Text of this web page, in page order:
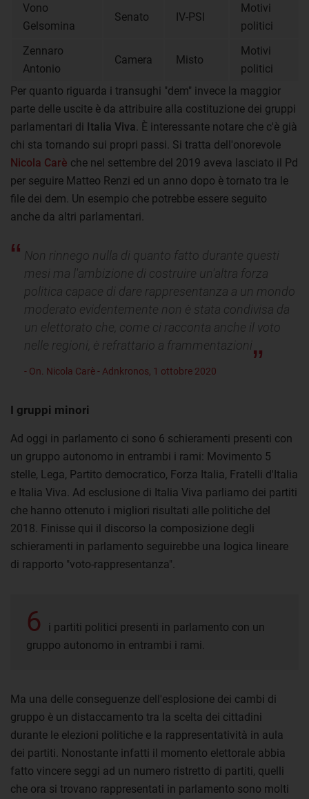
Vono
Gelsomina
Senato IV-PSI
Motivi
politici
Zennaro
Antonio
Camera Misto
Motivi
politici
Per quanto riguarda i transughi "dem" invece la maggior
parte delle uscite è da attribuire alla costituzione dei gruppi
parlamentari di Italia Viva . È interessante notare che c'è già
chi sta tornando sui propri passi. Si tratta dell'onorevole
Nicola Carè che nel settembre del 2019 aveva lasciato il Pd
per seguire Matteo Renzi ed un anno dopo è tornato tra le
file dei dem. Un esempio che potrebbe essere seguito
anche da altri parlamentari.
Non rinnego nulla di quanto fatto durante questi
mesi ma l'ambizione di costruire un'altra forza
politica capace di dare rappresentanza a un mondo
moderato evidentemente non è stata condivisa da
un elettorato che, come ci racconta anche il voto
nelle regioni, è refrattario a frammentazioni
- On. Nicola Carè - Adnkronos, 1 ottobre 2020
I gruppi minori
Ad oggi in parlamento ci sono 6 schieramenti presenti con
un gruppo autonomo in entrambi i rami: Movimento 5
stelle, Lega, Partito democratico, Forza Italia, Fratelli d'Italia
e Italia Viva. Ad esclusione di Italia Viva parliamo dei partiti
che hanno ottenuto i migliori risultati alle politiche del
2018. Finisse qui il discorso la composizione degli
schieramenti in parlamento seguirebbe una logica lineare
di rapporto "voto-rappresentanza".
6
i partiti politici presenti in parlamento con un
gruppo autonomo in entrambi i rami.
Ma una delle conseguenze dell'esplosione dei cambi di
gruppo è un distaccamento tra la scelta dei cittadini
durante le elezioni politiche e la rappresentatività in aula
dei partiti. Nonostante infatti il momento elettorale abbia
fatto vincere seggi ad un numero ristretto di partiti, quelli
che ora si trovano rappresentati in parlamento sono molti